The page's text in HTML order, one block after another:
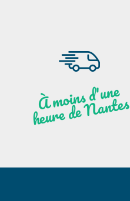
À
moi
ns
d'u
ne
heu
re
de
N
a
ntes